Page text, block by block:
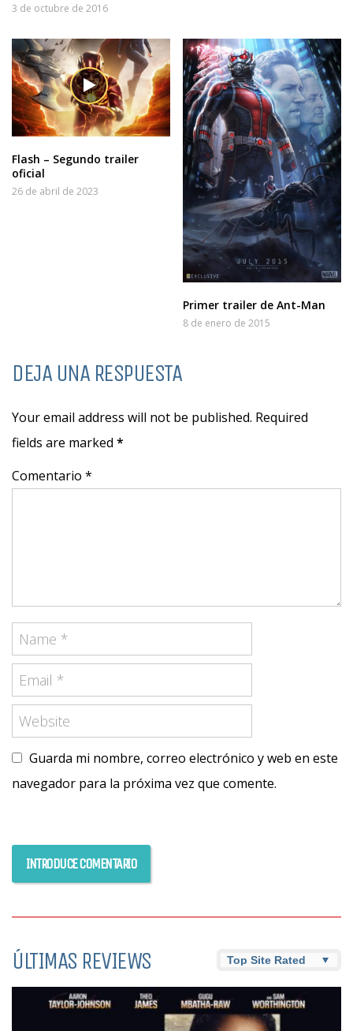
3 de octubre de 2016
Flash – Segundo trailer
oficial
26 de abril de 2023
Primer trailer de Ant-Man
8 de enero de 2015
DEJA UNA RESPUESTA
Your email address will not be published. Required
fields are marked *
Comentario *
Guarda mi nombre, correo electrónico y web en este
navegador para la próxima vez que comente.
ÚLTIMAS REVIEWS